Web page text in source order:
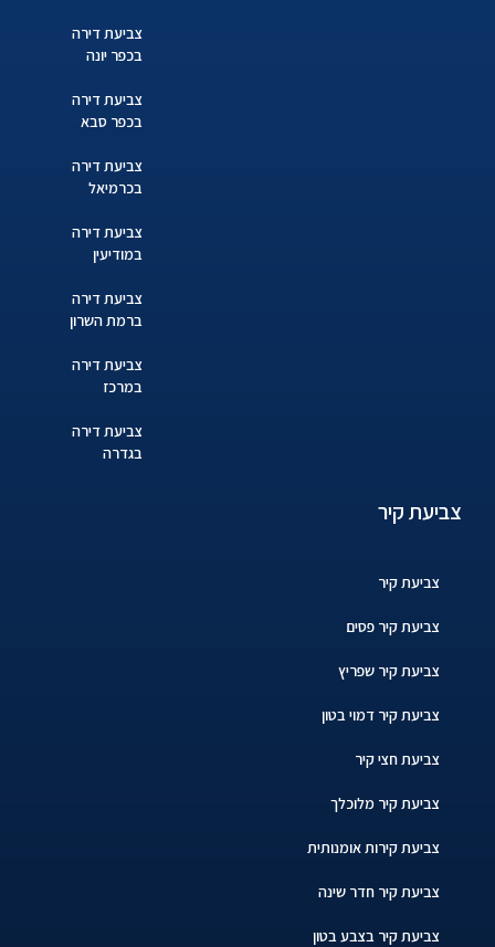
צביעת דירה
בכפר יונה
צביעת דירה
בכפר סבא
צביעת דירה
בכרמיאל
צביעת דירה
במודיעין
צביעת דירה
ברמת השרון
צביעת דירה
במרכז
צביעת דירה
בגדרה
צביעת קיר
צביעת קיר
צביעת קיר פסים
צביעת קיר שפריץ
צביעת קיר דמוי בטון
צביעת חצי קיר
צביעת קיר מלוכלך
צביעת קירות אומנותית
צביעת קיר חדר שינה
צביעת קיר בצבע בטון